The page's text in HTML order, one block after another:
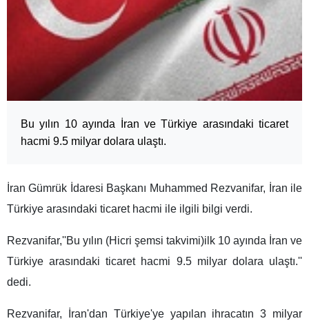
Bu yılın 10 ayında İran ve Türkiye arasındaki ticaret
hacmi 9.5 milyar dolara ulaştı.
İran Gümrük İdaresi Başkanı Muhammed Rezvanifar, İran ile
Türkiye arasındaki ticaret hacmi ile ilgili bilgi verdi.
Rezvanifar,''Bu yılın (Hicri şemsi takvimi)ilk 10 ayında İran ve
Türkiye arasındaki ticaret hacmi 9.5 milyar dolara ulaştı.''
dedi.
Rezvanifar, İran'dan Türkiye'ye yapılan ihracatın 3 milyar